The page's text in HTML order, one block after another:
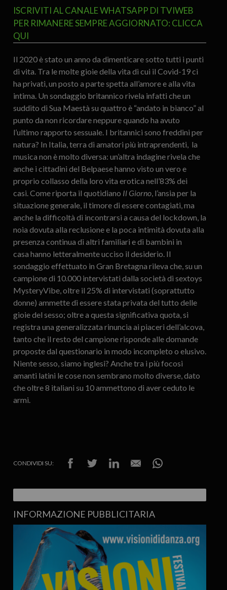
ISCRIVITI AL CANALE WHATSAPP DI TVIWEB
PER RIMANERE SEMPRE AGGIORNATO: CLICCA
QUI
Il 2020 è stato un anno da dimenticare sotto tutti i punti
di vita. Tra le molte gioie della vita di cui il Covid-19 ci
ha privati, un posto a parte spetta all’amore e alla vita
intima. Un sondaggio britannico rivela infatti che un
suddito di Sua Maestà su quattro è “andato in bianco” al
punto da non ricordare neppure quando ha avuto
l’ultimo rapporto sessuale. I britannici sono freddini per
natura? In Italia, terra di amatori più intraprendenti, la
musica non è molto diversa: un’altra indagine rivela che
anche i cittadini del Belpaese hanno visto un vero e
proprio collasso della loro vita erotica nell’83% dei
casi. Come riporta il quotidiano Il Giorno, l’ansia per la
situazione generale, il timore di essere contagiati, ma
anche la difficoltà di incontrarsi a causa del lockdown, la
noia dovuta alla reclusione e la poca intimità dovuta alla
presenza continua di altri familiari e di bambini in
casa hanno letteralmente ucciso il desiderio. Il
sondaggio effettuato in Gran Bretagna rileva che, su un
campione di 10.000 intervistati dalla società di sextoys
MysteryVibe, oltre il 25% di intervistati (soprattutto
donne) ammette di essere stata privata del tutto delle
gioie del sesso; oltre a questa significativa quota, si
registra una generalizzata rinuncia ai piaceri dell’alcova,
tanto che il resto del campione risponde alle domande
proposte dal questionario in modo incompleto o elusivo.
Niente sesso, siamo inglesi? Anche tra i più focosi
amanti latini le cose non sembrano molto diverse, dato
che oltre 8 italiani su 10 ammettono di aver ceduto le
armi.
CONDIVIDI SU:
INFORMAZIONE PUBBLICITARIA